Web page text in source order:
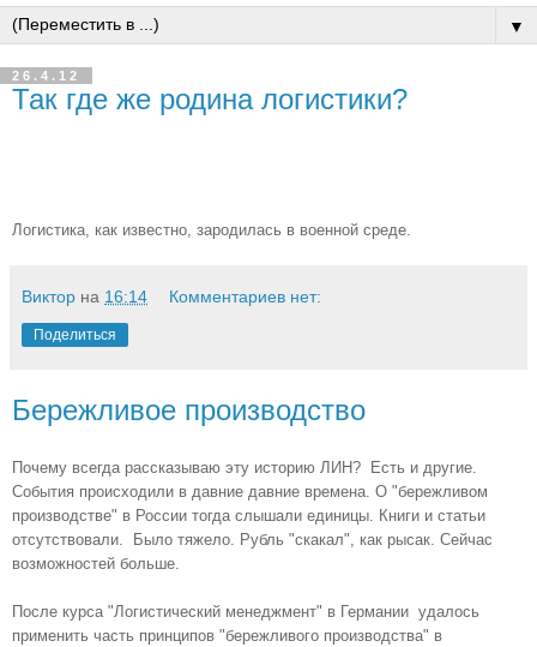
▼
26.4.12
Так где же родина логистики?
Логистика, как известно, зародилась в военной среде.
Виктор на 16:14 Комментариев нет:
Поделиться
Бережливое производство
Почему всегда рассказываю эту историю ЛИН? Есть и другие.
События происходили в давние давние времена. О "бережливом
производстве" в России тогда слышали единицы. Книги и статьи
отсутствовали. Было тяжело. Рубль "скакал", как рысак. Сейчас
возможностей больше.
После курса "Логистический менеджмент" в Германии удалось
применить часть принципов "бережливого производства" в